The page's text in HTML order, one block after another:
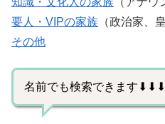
要人・VIPの家族 （政治家、
その他
名前でも検索できます⬇⬇⬇